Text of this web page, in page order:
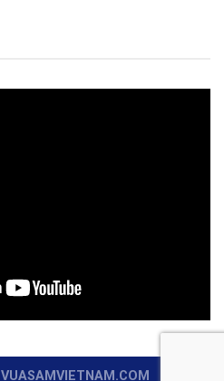
VUASAMVIETNAM.COM